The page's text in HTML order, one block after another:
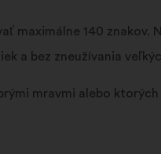
maximálne 140
a bez zneužívania
mravmi alebo